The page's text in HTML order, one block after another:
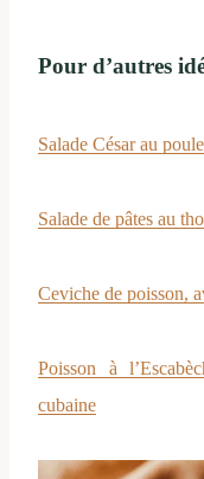
Pour d’autres
Salade César au
Salade de pâtes au
Ceviche de poisson,
Poisson à
cubaine